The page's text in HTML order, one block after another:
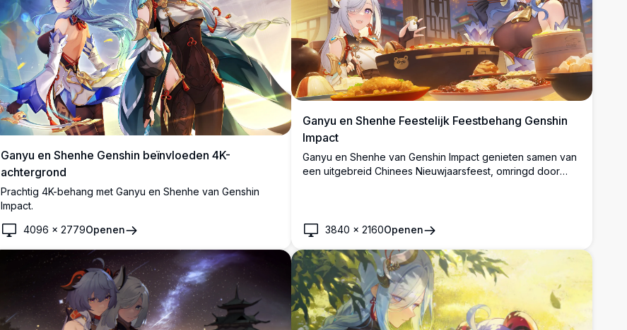
Ganyu en Shenhe Genshin beïnvloeden 4K-
achtergrond
Prachtig 4K-behang met Ganyu en Shenhe van Genshin
Impact.
4096 ×2779Openen
Ganyu en Shenhe Feestelijk Feestbehang Genshin
Impact
Ganyu en Shenhe van Genshin Impact genieten samen van
een uitgebreid Chinees Nieuwjaarsfeest, omringd door
3840 × 2160Openen